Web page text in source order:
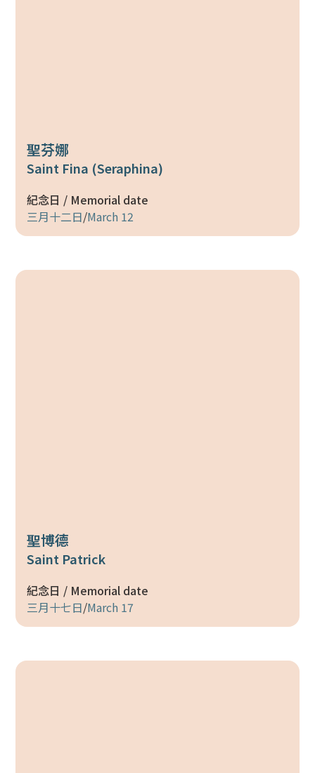
聖芬娜
Saint Fina (Seraphina)
紀念日 / Memorial date
三月十二日/March 12
聖博德
Saint Patrick
紀念日 / Memorial date
三月十七日/March 17